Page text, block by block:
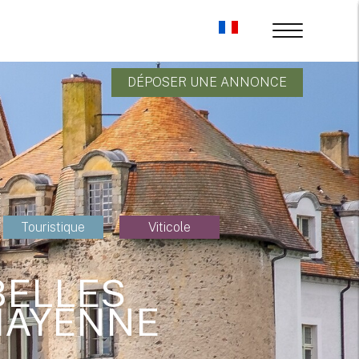
DÉPOSER UNE ANNONCE
Touristique Viticole